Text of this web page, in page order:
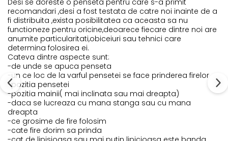
recomandari ,desi a fost testata de catre noi inainte de a
fi distribuita ,exista posibilitatea ca aceasta sa nu
functioneze pentru oricine,deoarece fiecare dintre noi are
anumite particularitati,obiceiuri sau tehnici care
determina folosirea ei.
Cateva dintre aspecte sunt:
-de unde se apuca penseta
-un ce loc de la varful pensetei se face prinderea firelor
-pozitia pensetei
-pozitia mainii( mai inclinata sau mai dreapta)
-daca se lucreaza cu mana stanga sau cu mana
dreapta
-ce grosime de fire folosim
-cate fire dorim sa prinda